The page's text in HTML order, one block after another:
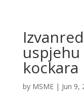
kockara
by MSME| Jun 9,